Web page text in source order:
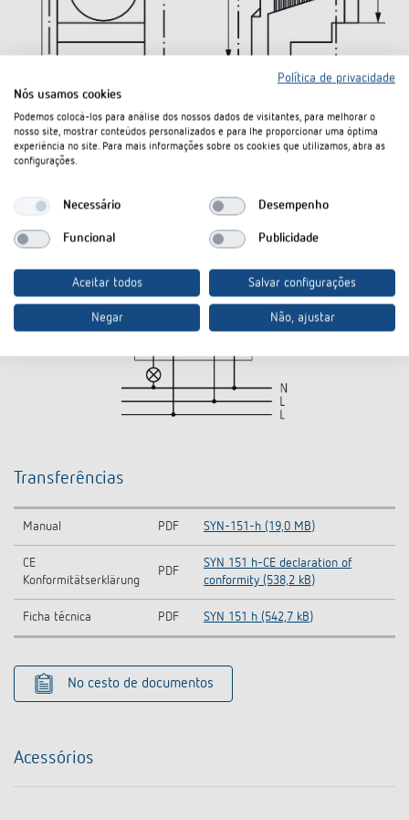
Transferências
Manual PDF SYN-151-h (19,0 MB)
CE
Konformitätserklärung
PDF
SYN 151 h-CE declaration of
conformity (538,2 kB)
Ficha técnica PDF SYN 151 h (542,7 kB)
No cesto de documentos
Acessórios
Política de privacidade
Nós usamos cookies
Podemos colocá-los para análise dos nossos dados de visitantes, para melhorar o
nosso site, mostrar conteúdos personalizados e para lhe proporcionar uma óptima
experiência no site. Para mais informações sobre os cookies que utilizamos, abra as
configurações.
Necessário Desempenho
Funcional Publicidade
Aceitar todos Salvar configurações
Negar Não, ajustar